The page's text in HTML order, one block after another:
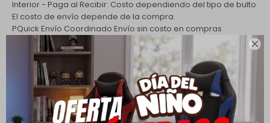

Interior - Paga al Recibir: Costo dependiendo del tipo de bulto
El costo de envío depende de la compra.
PQuick Envío Coordinado Envío sin costo en compras
mayores a $ 30.000 |
Cambios y Devoluciones
Todas las compras realizadas tienen un plazo de 5 días para
su cambio.